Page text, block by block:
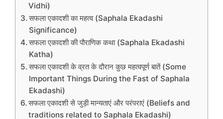
Vidhi)
सफला एकादशी का महत्व (Saphala Ekadashi
Significance)
सफला एकादशी की पौराणिक कथा (Saphala Ekadashi
Katha)
सफला एकादशी के व्रत के दौरान कुछ महत्वपूर्ण बातें (Some
Important Things During the Fast of Saphala
Ekadashi)
सफला एकादशी से जुड़ी मान्यताएं और परंपराएं (Beliefs and
traditions related to Saphala Ekadashi)